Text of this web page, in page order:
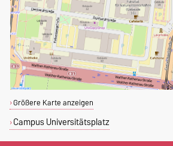
Größere Karte anzeigen
Campus Universitätsplatz